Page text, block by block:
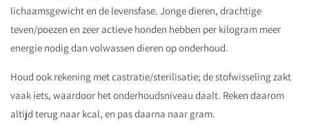
lichaamsgewicht en de levensfase. Jonge dieren, drachtige
teven/poezen en zeer actieve honden hebben per kilogram meer
energie nodig dan volwassen dieren op onderhoud.
Houd ook rekening met castratie/sterilisatie; de stofwisseling zakt
vaak iets, waardoor het onderhoudsniveau daalt. Reken daarom
altijd terug naar kcal, en pas daarna naar gram.